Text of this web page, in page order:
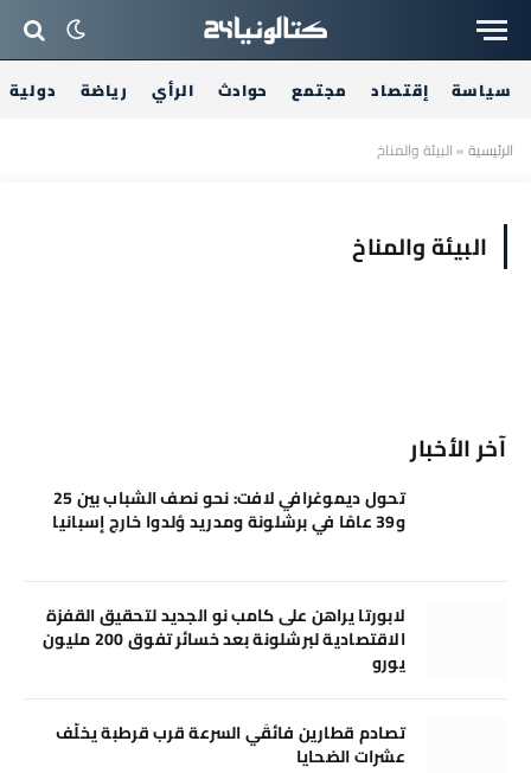
سياسة إقتصاد مجتمع حوادث الرأي رياضة دولية
الرئيسية»البيئة والمناخ
البيئة والمناخ
آخر الأخبار
تحول ديموغرافي لافت: نحو نصف الشباب بين 25
و39 عامًا في برشلونة ومدريد وُلدوا خارج إسبانيا
لابورتا يراهن على كامب نو الجديد لتحقيق القفزة
الاقتصادية لبرشلونة بعد خسائر تفوق 200 مليون
يورو
تصادم قطارين فائقَي السرعة قرب قرطبة يخلّف
عشرات الضحايا